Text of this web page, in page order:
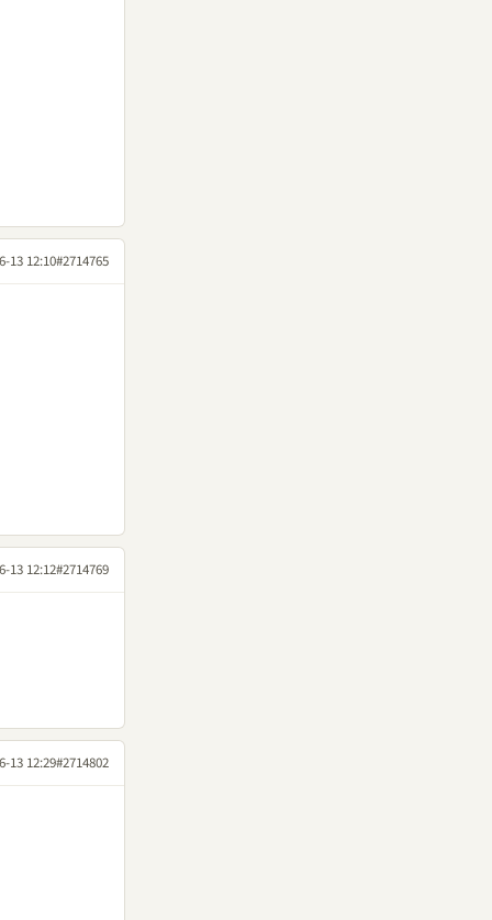
13 12:10#2714765
13 12:12#2714769
13 12:29#2714802